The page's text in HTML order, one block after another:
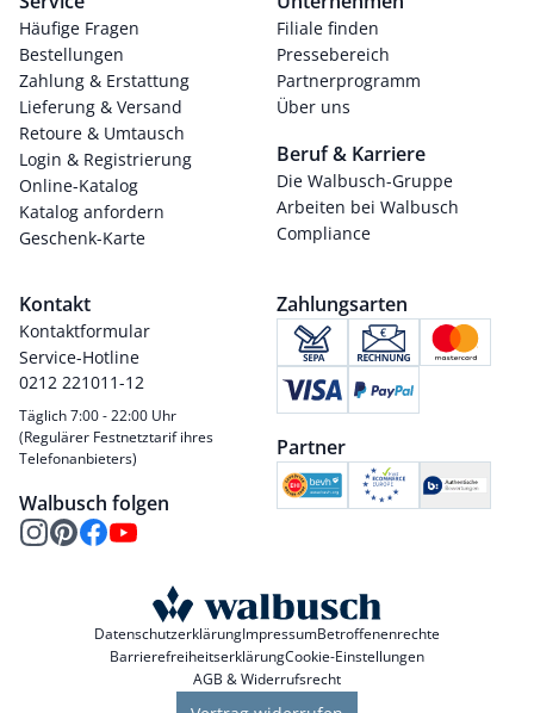
Häufige Fragen
Bestellungen
Zahlung & Erstattung
Lieferung & Versand
Retoure & Umtausch
Login & Registrierung
Online-Katalog
Katalog anfordern
Geschenk-Karte
Filiale finden
Pressebereich
Partnerprogramm
Über uns
Beruf & Karriere
Die Walbusch-Gruppe
Arbeiten bei Walbusch
Compliance
Kontakt
Kontaktformular
Service-Hotline
0212 221011-12
Täglich 7:00 - 22:00 Uhr
(Regulärer Festnetztarif ihres
Telefonanbieters)
Walbusch folgen
Zahlungsarten
Partner
DatenschutzerklärungImpressumBetroffenenrechte
BarrierefreiheitserklärungCookie-Einstellungen
AGB & Widerrufsrecht